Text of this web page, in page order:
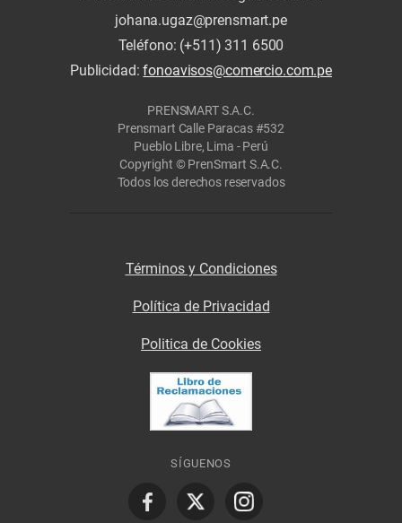
johana.ugaz@prensmart.pe
Teléfono: (+511) 311 6500
Publicidad:fonoavisos@comercio.com.pe
PRENSMART S.A.C.
Prensmart Calle Paracas #532
Pueblo Libre, Lima - Perú
Copyright © PrenSmart S.A.C.
Todos los derechos reservados
Términos y Condiciones
Política de Privacidad
Politica de Cookies
SÍGUENOS